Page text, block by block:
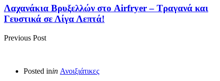
Λαχανάκια Βρυξελλών στο Airfryer – Τραγανά και
Γευστικά σε Λίγα Λεπτά!
Previous Post
Posted inin Ανοιξιάτικες